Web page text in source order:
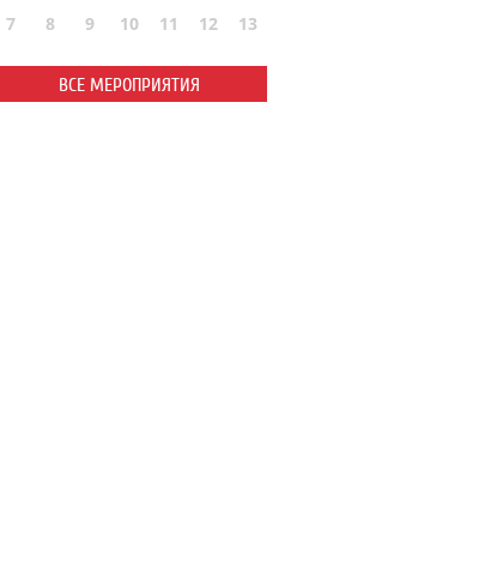
7
8 9 10 11 12 13
ВСЕ МЕРОПРИЯТИЯ